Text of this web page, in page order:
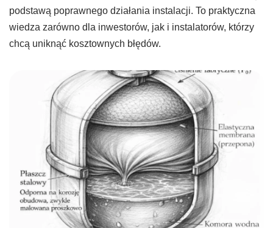
podstawą poprawnego działania instalacji. To praktyczna
wiedza zarówno dla inwestorów, jak i instalatorów, którzy
chcą uniknąć kosztownych błędów.